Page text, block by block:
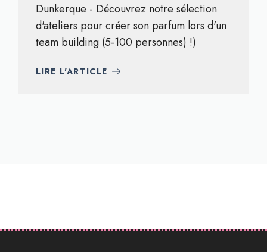
Dunkerque - Découvrez notre sélection
d'ateliers pour créer son parfum lors d'un
team building (5-100 personnes) !)
LIRE L'ARTICLE